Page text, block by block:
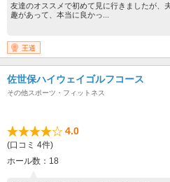
友達のオススメで初めて見に行きましたが、
趣があって、本当に良かっ...
王道
佐世保ハイウェイゴルフコース
その他スポーツ・フィットネス
4.0
(口コミ 4件)
ホール数：18